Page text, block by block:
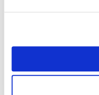
különösen nagy
elnökének és a Győr-
készült, az első 5 darab